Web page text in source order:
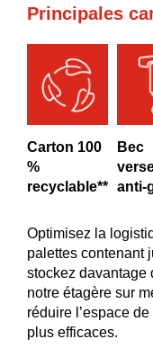
Principales
Carton 100
%
recyclable**
Bec
anti-
Optimisez la
palettes contenant
stockez davantage
notre étagère sur
réduire l’espace
plus efficaces.